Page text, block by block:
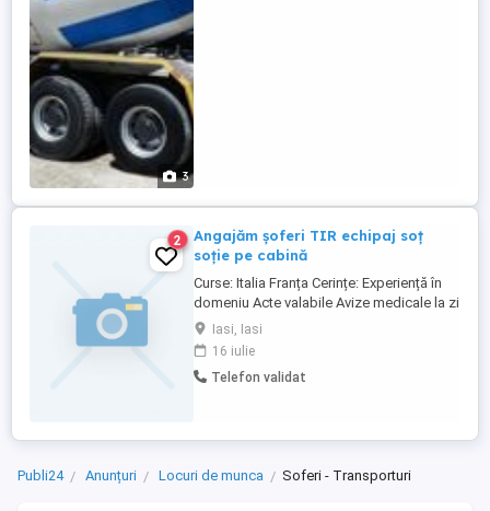
3
2
Angajăm șoferi TIR echipaj soț
soție pe cabină
Curse: Italia Franța Cerințe: Experiență în
domeniu Acte valabile Avize medicale la zi
Dacă ești interesat(ă), așteptăm CV-ul tău
pe WhatsApp sau câteva detalii despre
tine: experiența profesională ultimul loc de
muncă disponibilitatea
Iasi, Iasi
16 iulie
Telefon validat
Publi24 Anunțuri Locuri de munca Soferi - Transporturi